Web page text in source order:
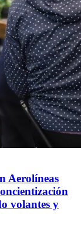
Aerolíneas
volantes y